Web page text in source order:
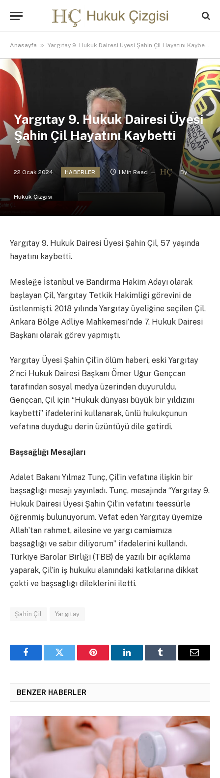
Anasayfa » Yargıtay 9. Hukuk Dairesi Üyesi Şahin Çil Hayatını Kaybetti
Yargıtay 9. Hukuk Dairesi Üyesi
Şahin Çil Hayatını Kaybetti
22 Ocak 2024 HABERLER 1 Min Read By
Hukuk Çizgisi
Yargıtay 9. Hukuk Dairesi Üyesi Şahin Çil, 57 yaşında
hayatını kaybetti.
Mesleğe İstanbul ve Bandırma Hakim Adayı olarak
başlayan Çil, Yargıtay Tetkik Hakimliği görevini de
üstlenmişti. 2018 yılında Yargıtay üyeliğine seçilen Çil,
Ankara Bölge Adliye Mahkemesi’nde 7. Hukuk Dairesi
Başkanı olarak görev yapmıştı.
Yargıtay Üyesi Şahin Çil’in ölüm haberi, eski Yargıtay
2’nci Hukuk Dairesi Başkanı Ömer Uğur Gençcan
tarafından sosyal medya üzerinden duyuruldu.
Gençcan, Çil için “Hukuk dünyası büyük bir yıldızını
kaybetti” ifadelerini kullanarak, ünlü hukukçunun
vefatına duyduğu derin üzüntüyü dile getirdi.
Başsağlığı Mesajları
Adalet Bakanı Yılmaz Tunç, Çil’in vefatına ilişkin bir
başsağlığı mesajı yayınladı. Tunç, mesajında “Yargıtay 9.
Hukuk Dairesi Üyesi Şahin Çil’in vefatını teessürle
öğrenmiş bulunuyorum. Vefat eden Yargıtay üyemize
Allah’tan rahmet, ailesine ve yargı camiamıza
başsağlığı ve sabır diliyorum” ifadelerini kullandı.
Türkiye Barolar Birliği (TBB) de yazılı bir açıklama
yaparak, Çil’in iş hukuku alanındaki katkılarına dikkat
çekti ve başsağlığı dileklerini iletti.
Şahin Çil Yargıtay
FacebookTwitter Pinterest LinkedInTumblr Email
BENZER HABERLER